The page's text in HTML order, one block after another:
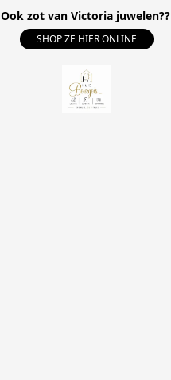
Ook zot van Victoria juwelen??
SHOP ZE HIER ONLINE